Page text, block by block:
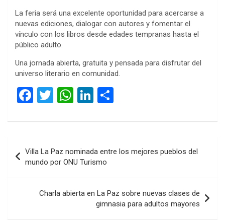
La feria será una excelente oportunidad para acercarse a
nuevas ediciones, dialogar con autores y fomentar el
vínculo con los libros desde edades tempranas hasta el
público adulto.
Una jornada abierta, gratuita y pensada para disfrutar del
universo literario en comunidad.
F
ce
o
o
k
T
tt
W
at
A
p
p
Li
ke
n
m
ar
tir
de
entradas
Villa La Paz nominada entre los mejores pueblos del
mundo por ONU Turismo
Charla abierta en La Paz sobre nuevas clases de
gimnasia para adultos mayores